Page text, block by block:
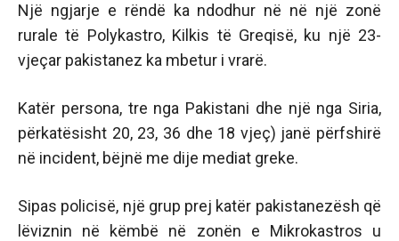
Një ngjarje e rëndë ka ndodhur në në një zonë
rurale të Polykastro, Kilkis të Greqisë, ku një 23-
vjeçar pakistanez ka mbetur i vrarë.
Katër persona, tre nga Pakistani dhe një nga Siria,
përkatësisht 20, 23, 36 dhe 18 vjeç) janë përfshirë
në incident, bëjnë me dije mediat greke.
Sipas policisë, një grup prej katër pakistanezësh që
lëviznin në këmbë në zonën e Mikrokastros u